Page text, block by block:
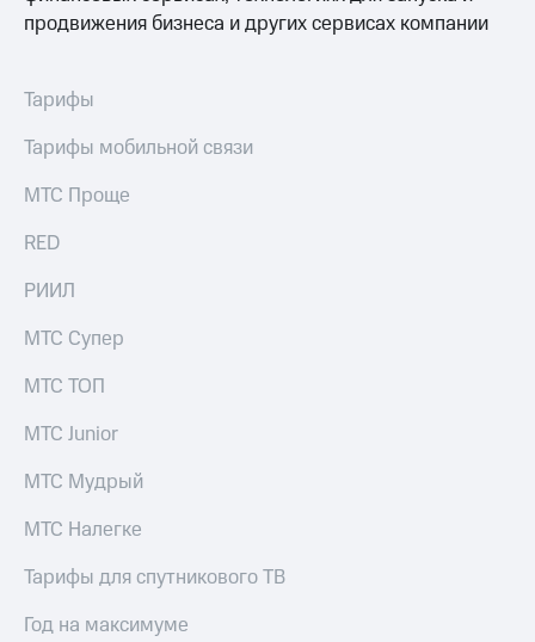
продвижения бизнеса и других сервисах компании
Тарифы
Тарифы мобильной связи
МТС Проще
RED
РИИЛ
МТС Супер
МТС ТОП
МТС Junior
МТС Мудрый
МТС Налегке
Тарифы для спутникового ТВ
Год на максимуме